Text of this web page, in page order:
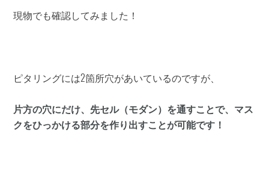
現物でも確認してみました！
ピタリングには2箇所穴があいているのですが、
片方の穴にだけ、先セル（モダン）を通すことで、マス
クをひっかける部分を作り出すことが可能です！